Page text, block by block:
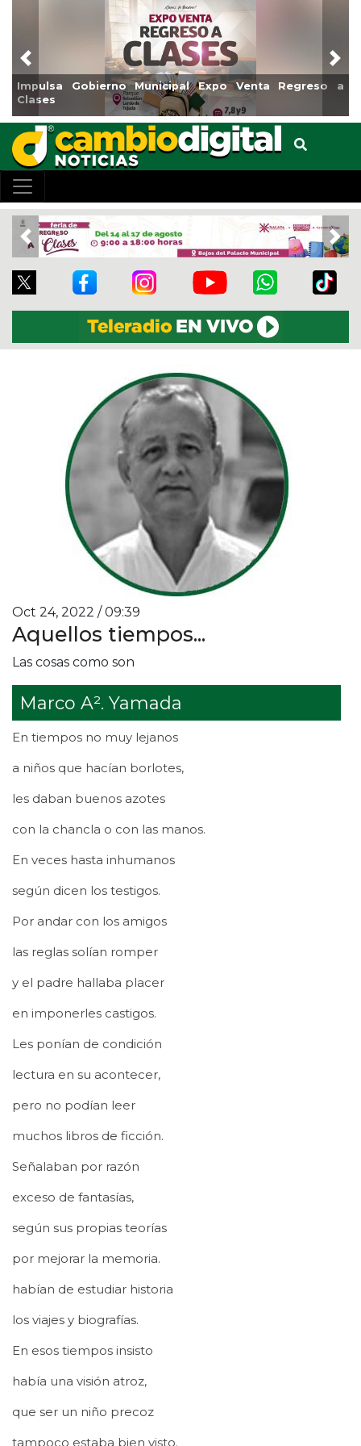
Municipal Expo Venta Regreso a
Reabrirá
Previous
Previous
Oct 24, 2022 / 09:39
Aquellos tiempos...
Las cosas como son
Marco A². Yamada
En tiempos no muy lejanos
a niños que hacían borlotes,
les daban buenos azotes
con la chancla o con las manos.
En veces hasta inhumanos
según dicen los testigos.
Por andar con los amigos
las reglas solían romper
y el padre hallaba placer
en imponerles castigos.
Les ponían de condición
lectura en su acontecer,
pero no podían leer
muchos libros de ficción.
Señalaban por razón
exceso de fantasías,
según sus propias teorías
por mejorar la memoria.
habían de estudiar historia
los viajes y biografías.
En esos tiempos insisto
había una visión atroz,
que ser un niño precoz
tampoco estaba bien visto.